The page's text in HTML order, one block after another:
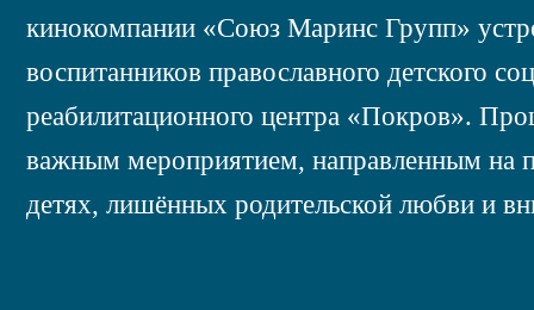
кинокомпании «Союз Маринс Групп»
воспитанников православного детского
реабилитационного центра «Покров».
важным мероприятием, направленным на
детях, лишённых родительской любви и